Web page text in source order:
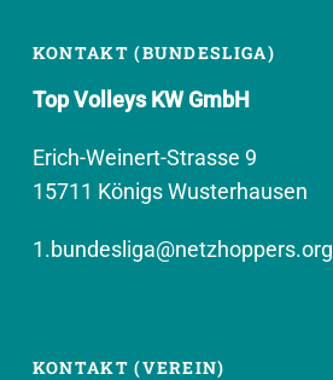
KONTAKT (BUNDESLIGA)
Top Volleys KW GmbH
Erich-Weinert-Strasse 9
15711 Königs Wusterhausen
1.bundesliga@netzhoppers.org
KONTAKT (VEREIN)